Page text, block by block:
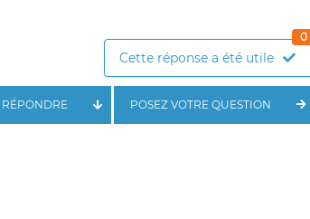
Cette réponse a été utile
0
POSEZ VOTRE QUESTION
RÉPONDRE